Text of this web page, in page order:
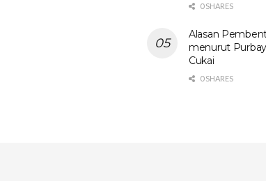
0 SHARES
Alasan
menurut
Cukai
0 SHARES